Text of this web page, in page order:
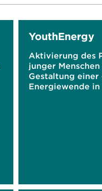
YouthEnergy
Aktivierung des
junger
Gestaltung einer
Energiewende